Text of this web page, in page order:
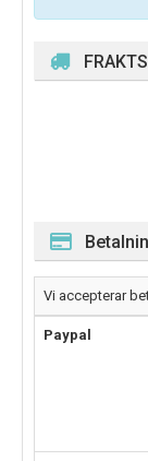
Vi accepterar
Paypal